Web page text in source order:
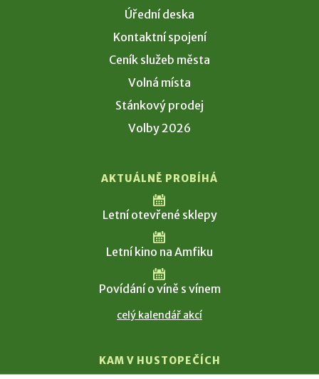
Úřední deska
Kontaktní spojení
Ceník služeb města
Volná místa
Stánkový prodej
Volby 2026
AKTUÁLNĚ PROBÍHÁ
Letní otevřené sklepy
Letní kino na Amfiku
Povídání o víně s vínem
celý kalendář akcí
KAM V HUSTOPEČÍCH